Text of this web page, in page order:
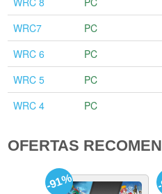
WRC7
PC
WRC 6
PC
WRC 5
PC
WRC 4
PC
OFERTAS
-91%